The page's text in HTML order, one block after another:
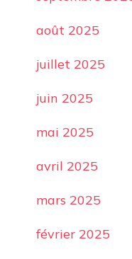
août 2025
juillet 2025
juin 2025
mai 2025
avril 2025
mars 2025
février 2025